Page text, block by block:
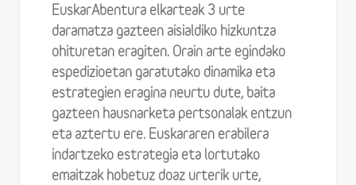
EuskarAbentura elkarteak 3 urte
daramatza gazteen aisialdiko hizkuntza
ohituretan eragiten. Orain arte egindako
espedizioetan garatutako dinamika eta
estrategien eragina neurtu dute, baita
gazteen hausnarketa pertsonalak entzun
eta aztertu ere. Euskararen erabilera
indartzeko estrategia eta lortutako
emaitzak hobetuz doaz urterik urte,